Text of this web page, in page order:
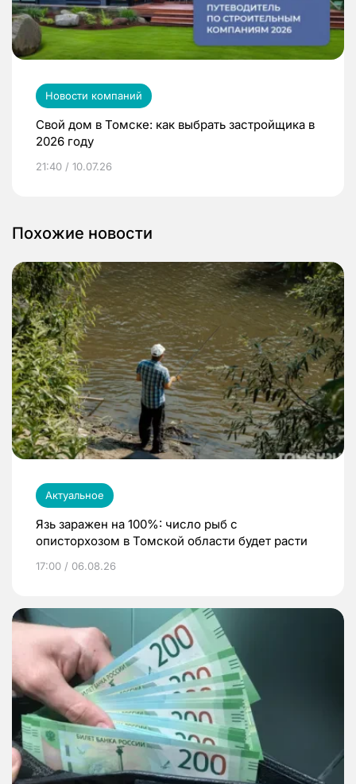
Новости компаний
Свой дом в Томске: как выбрать застройщика в
2026 году
21:40 / 10.07.26
Похожие новости
Актуальное
Язь заражен на 100%: число рыб с
описторхозом в Томской области будет расти
17:00 / 06.08.26